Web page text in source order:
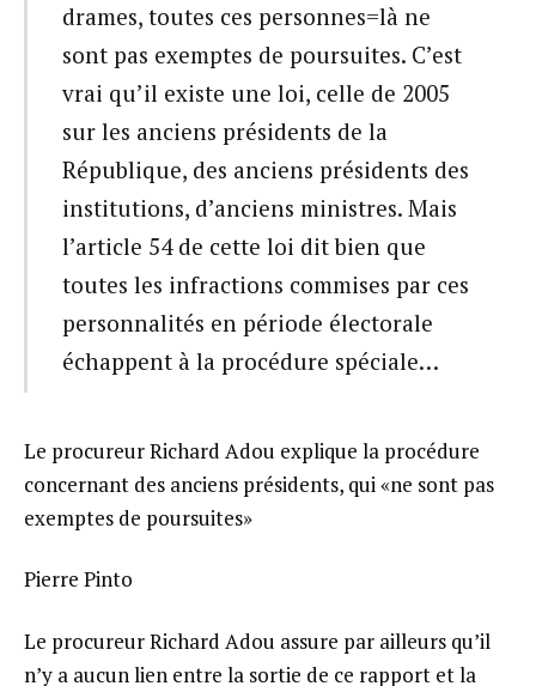
drames, toutes ces personnes=là ne
sont pas exemptes de poursuites. C’est
vrai qu’il existe une loi, celle de 2005
sur les anciens présidents de la
République, des anciens présidents des
institutions, d’anciens ministres. Mais
l’article 54 de cette loi dit bien que
toutes les infractions commises par ces
personnalités en période électorale
échappent à la procédure spéciale…
Le procureur Richard Adou explique la procédure
concernant des anciens présidents, qui «ne sont pas
exemptes de poursuites»
Pierre Pinto
Le procureur Richard Adou assure par ailleurs qu’il
n’y a aucun lien entre la sortie de ce rapport et la